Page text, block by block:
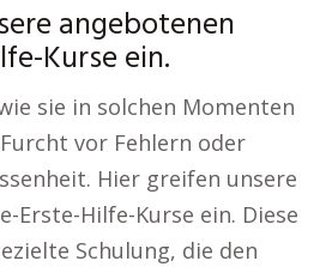
angebotenen
Kurse ein.
sie in solchen Momenten
vor Fehlern oder
Hier greifen unsere
Erste-Hilfe-Kurse ein. Diese
Schulung, die den